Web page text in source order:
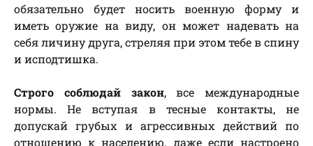
обязательно будет носить военную форму и
иметь оружие на виду, он может надевать на
себя личину друга, стреляя при этом тебе в спину
и исподтишка.
Строго соблюдай закон, все международные
нормы. Не вступая в тесные контакты, не
допускай грубых и агрессивных действий по
отношению к населению, даже если настроено